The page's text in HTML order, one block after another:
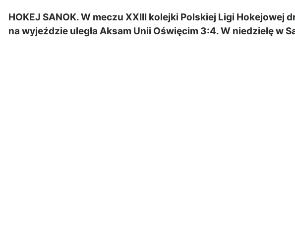
HOKEJ SANOK. W meczu XXIII kolejki Polskiej Ligi Hokejowej
na wyjeździe uległa Aksam Unii Oświęcim 3:4. W niedzielę w